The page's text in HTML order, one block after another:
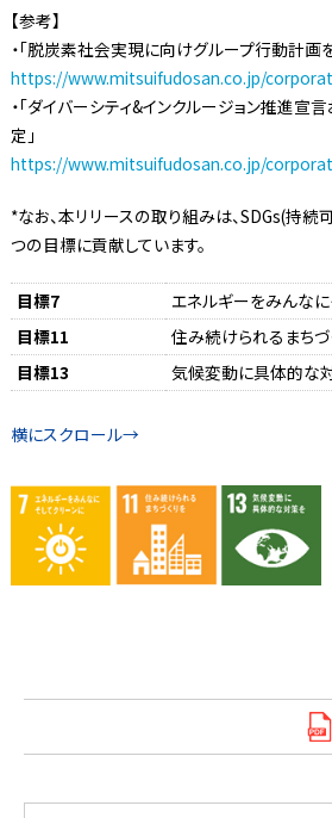
【参考】
・「脱炭素社会実現に向けグループ行動計画
https://www.mitsuifudosan.co.jp/
・「ダイバーシティ&インクルージョン推進宣
定」
https://www.mitsuifudosan.co.jp/
*なお、本リリースの取り組みは、SDGs(持
つの目標に貢献しています。
目標7
エネルギーをみんな
目標11
住み続けられるまちづ
目標13
気候変動に具体的な